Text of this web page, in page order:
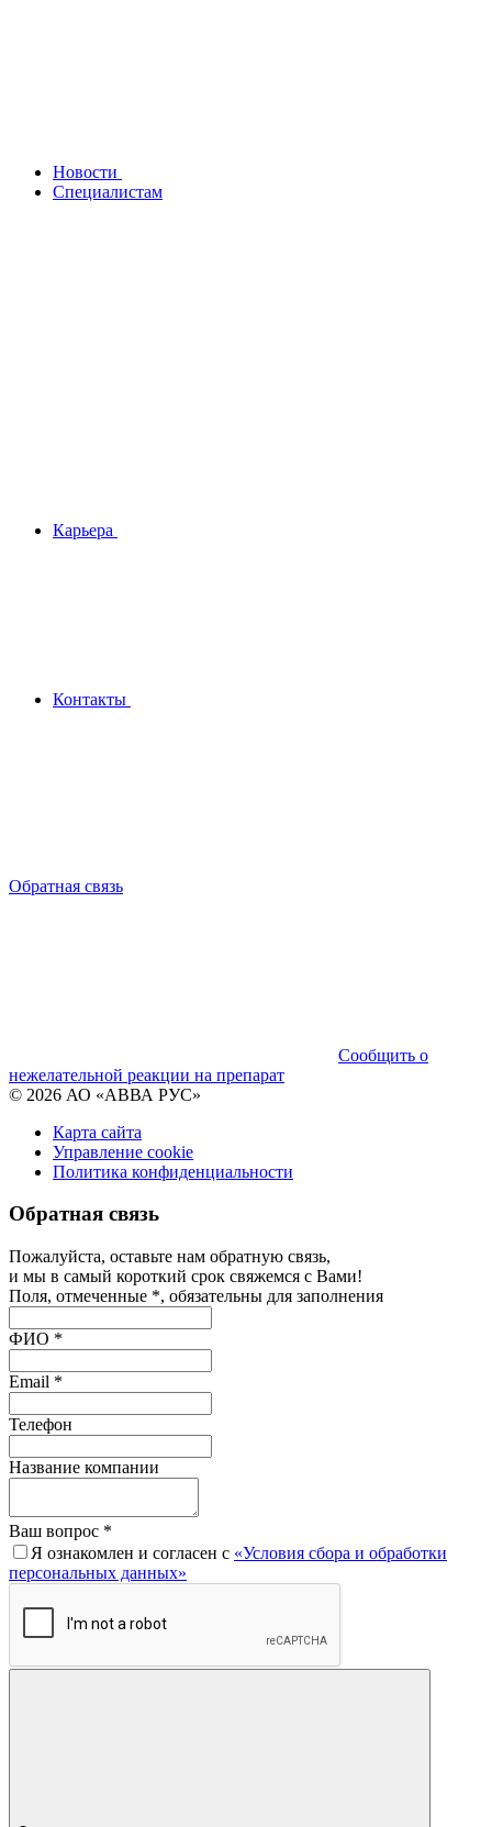
Новости
Специалистам
Карьера
Контакты
Обратная связь
Сообщить о
нежелательной реакции на препарат
© 2026 АО «АВВА РУС»
Карта сайта
Управление cookie
Политика конфиденциальности
Обратная связь
Пожалуйста, оставьте нам обратную связь,
и мы в самый короткий срок свяжемся с Вами!
Поля, отмеченные *, обязательны для заполнения
ФИО *
Email *
Телефон
Название компании
Ваш вопрос *
Я ознакомлен и согласен с «Условия сбора и обработки
персональных данных»